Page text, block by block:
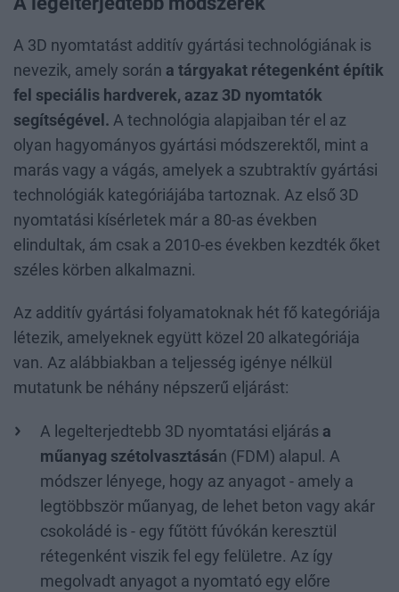
A 3D nyomtatást additív gyártási technológiának is
nevezik, amely során a tárgyakat rétegenként építik
fel speciális hardverek, azaz 3D nyomtatók
segítségével. A technológia alapjaiban tér el az
olyan hagyományos gyártási módszerektől, mint a
marás vagy a vágás, amelyek a szubtraktív gyártási
technológiák kategóriájába tartoznak. Az első 3D
nyomtatási kísérletek már a 80-as években
elindultak, ám csak a 2010-es években kezdték őket
széles körben alkalmazni.
Az additív gyártási folyamatoknak hét fő kategóriája
létezik, amelyeknek együtt közel 20 alkategóriája
van. Az alábbiakban a teljesség igénye nélkül
mutatunk be néhány népszerű eljárást:
A legelterjedtebb 3D nyomtatási eljárás a
műanyag szétolvasztásán (FDM) alapul. A
módszer lényege, hogy az anyagot - amely a
legtöbbször műanyag, de lehet beton vagy akár
csokoládé is - egy fűtött fúvókán keresztül
rétegenként viszik fel egy felületre. Az így
megolvadt anyagot a nyomtató egy előre